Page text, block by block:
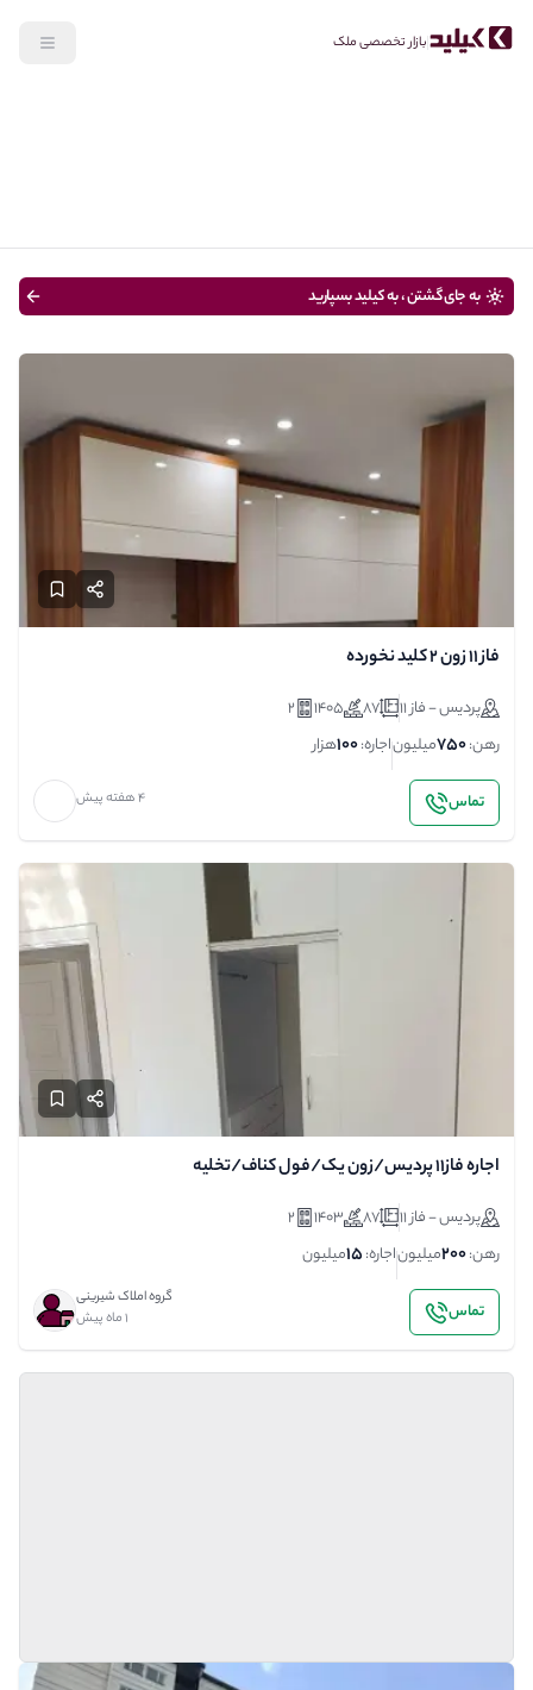
بازار تخصصی ملک جستجو
به جای گشتن ، به کیلید بسپارید
فاز 11 زون 2 کلید نخورده
پردیس - فاز 11 87
1405
2
رهن:750میلیوناجاره:100هزار
تماس 4 هفته پیش
اجاره فاز۱۱ پردیس/زون یک/فول کناف/تخلیه
پردیس - فاز 11 87
1403
2
رهن:200میلیوناجاره:15میلیون
تماس
گروه املاک شیرینی
1 ماه پیش